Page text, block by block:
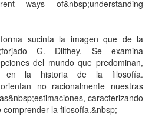
ways of&nbsp;understanding
sucinta la imagen que de la
G. Dilthey. Se examina
del mundo que predominan,
en la historia de la filosofía.
no racionalmente nuestras
caracterizando
la filosofía.&nbsp;